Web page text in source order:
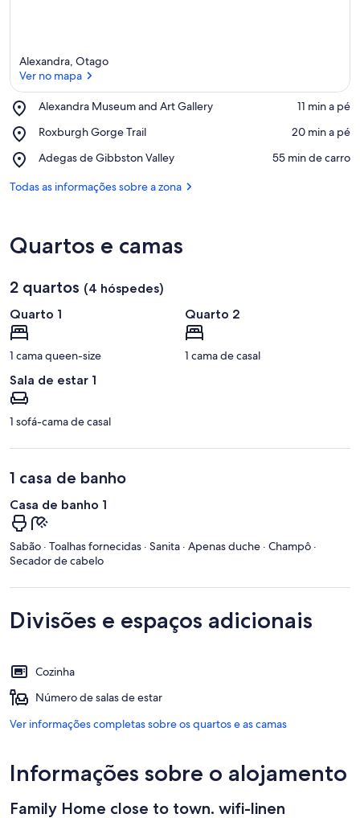
Alexandra, Otago
Ver no mapa
Alexandra Museum and Art Gallery
Place,
Museum
Art
‪11 min a pé‬
Roxburgh Gorge Trail
Place,
Gorge
‪20 min a pé‬
Adegas de Gibbston Valley
Place,
de
‪55 min de carro‬
Todas as informações sobre a zona
Quartos e camas
2 quartos (4 hóspedes)
Quarto 1
1 cama queen-size
Quarto 2
1 cama de casal
Sala de estar 1
1 sofá-cama de casal
1 casa de banho
Casa de banho 1
Sabão · Toalhas fornecidas · Sanita · Apenas duche · Champô ·
Secador de cabelo
Divisões e espaços adicionais
Cozinha
Número de salas de estar
Ver informações completas sobre os quartos e as camas
Informações sobre o alojamento
Family Home close to town. wifi-linen